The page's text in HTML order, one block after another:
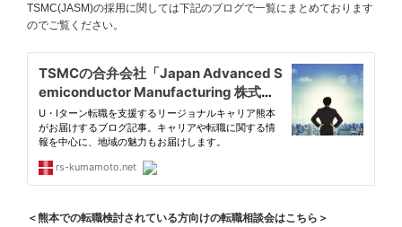
TSMC(JASM)の採用に関しては下記のブログで一覧にまとめております
のでご覧ください。
＜熊本での転職検討されている方向けの転職相談会はこちら＞